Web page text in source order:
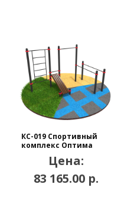
КС-019 Спортивный
комплекс Оптима
Цена:
83 165.00 р.